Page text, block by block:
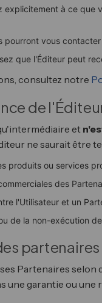
explicitement à ce que
pourront vous
que l'Éditeur peut
consultez notre
de
et
ne saurait être
produits ou services
des
l'Utilisateur et un
de la non-exécution
partenaires
Partenaires selon
une garantie ou